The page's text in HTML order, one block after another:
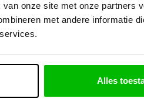
onze site met onze partners
met andere informatie
Alles
U kunt ze eenvoudig